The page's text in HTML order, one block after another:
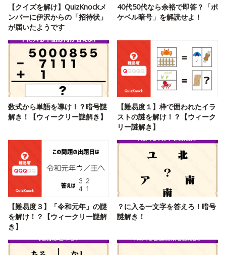
【クイズを解け】QuizKnockメ
ンバーに伊沢からの「招待状」
が届いたようです
40代50代なら余裕で即答？「ポ
ケベル暗号」を解読せよ！
数式から単語を導け！？暗号謎
解き！【ウィークリー謎解き】
【難易度１】枠で囲われたイラ
ストの謎を解け！？【ウィーク
リー謎解き】
【難易度３】「令和元年」の謎
を解け！？【ウィークリー謎解
き】
？に入る一文字を答えろ！暗号
謎解き！